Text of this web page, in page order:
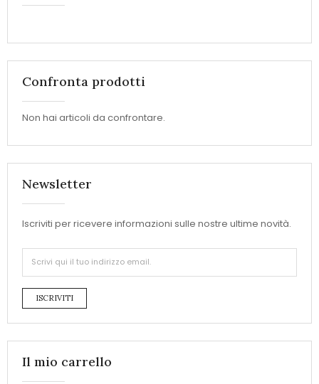
Confronta prodotti
Non hai articoli da confrontare.
Newsletter
Iscriviti per ricevere informazioni sulle nostre ultime novità.
ISCRIVITI
Il mio carrello